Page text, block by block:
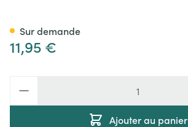
11,95 €
Ajouter au panier
Sur demande